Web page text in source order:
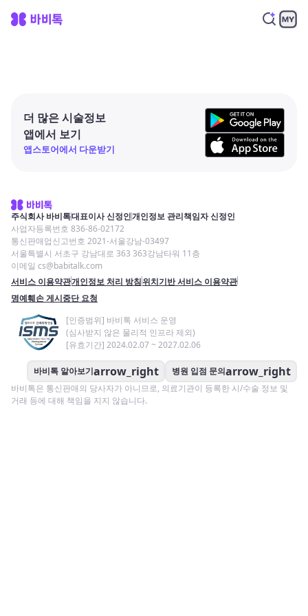
더 많은 시술정보
앱에서 보기
앱스토어에서 다운받기
주식회사 바비톡대표이사 신정인개인정보 관리책임자 신정인
사업자등록번호 836-86-02172
통신판매업신고번호 2021-서울강남-03497
서울특별시 서초구 강남대로 363 363강남타워 11층
이메일 cs@babitalk.com
서비스 이용약관개인정보 처리 방침위치기반 서비스 이용약관
명예훼손 게시중단 요청
[인증범위] 바비톡 서비스 운영
(심사받지 않은 물리적 인프라 제외)
[유효기간] 2024.02.07 ~ 2027.02.06
바비톡 알아보기arrow_right 병원 입점 문의arrow_right
바비톡은 통신판매의 당사자가 아니므로, 의료기관이 등록한 시/수술 정보 및
거래 등에 대해 책임을 지지 않습니다.